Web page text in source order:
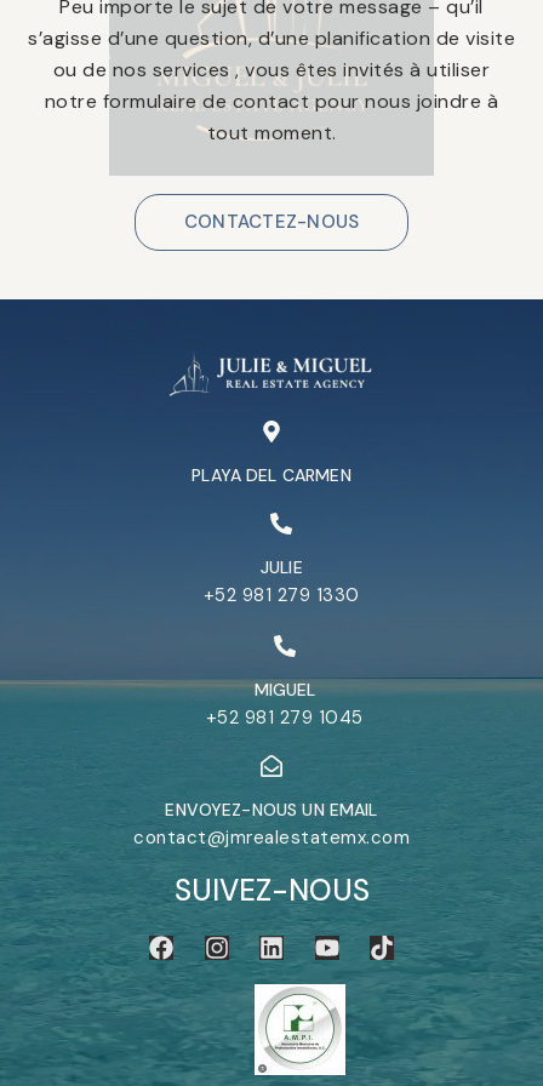
Peu importe le sujet de votre message – qu’il
s’agisse d’une question, d’une planification de visite
ou de nos services , vous êtes invités à utiliser
notre formulaire de contact pour nous joindre à
tout moment.
CONTACTEZ-NOUS
PLAYA DEL CARMEN
JULIE
+52 981 279 1330
MIGUEL
+52 981 279 1045
ENVOYEZ-NOUS UN EMAIL
contact@jmrealestatemx.com
SUIVEZ-NOUS